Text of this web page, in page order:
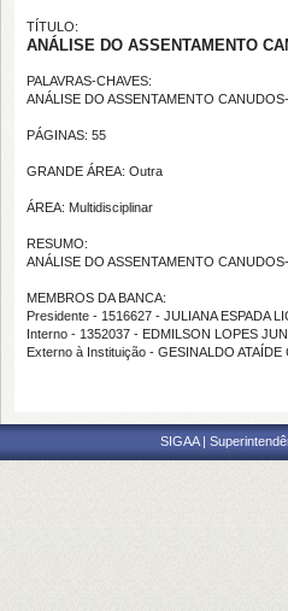
TÍTULO:
ANÁLISE DO ASSENTAMENTO
PALAVRAS-CHAVES:
ANÁLISE DO ASSENTAMENTO
PÁGINAS: 55
GRANDE ÁREA: Outra
ÁREA: Multidisciplinar
RESUMO:
ANÁLISE DO ASSENTAMENTO
MEMBROS DA BANCA:
Presidente - 1516627 - JULIANA ESPADA
Interno - 1352037 - EDMILSON LOPES
Externo à Instituição - GESINALDO
SIGAA |